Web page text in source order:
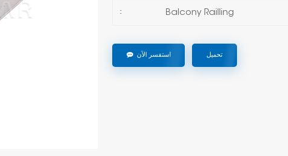
: Balcony Railling
استفسر الآن تحميل